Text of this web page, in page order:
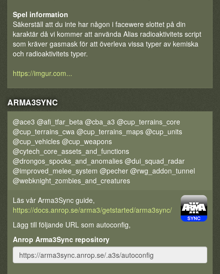
Spel information
Säkerställ att du inte har någon i facewere slottet på din
karaktär då vi kommer att använda Alias radioaktivitets script
som kräver gasmask för att överleva vissa typer av kemiska
och radioaktivitets typer.
https://imgur.com...
ARMA3SYNC
@ace3 @afi_tfar_beta @cba_a3 @cup_terrains_core
@cup_terrains_cwa @cup_terrains_maps @cup_units
@cup_vehicles @cup_weapons
@cytech_core_assets_and_functions
@drongos_spooks_and_anomalies @dui_squad_radar
@improved_melee_system @pecher @rwg_addon_tunnel
@webknight_zombies_and_creatures
Läs vår Arma3Sync guide,
https://docs.anrop.se/arma3/getstarted/arma3sync/
Lägg till följande URL som autoconfig,
Anrop Arma3Sync repository